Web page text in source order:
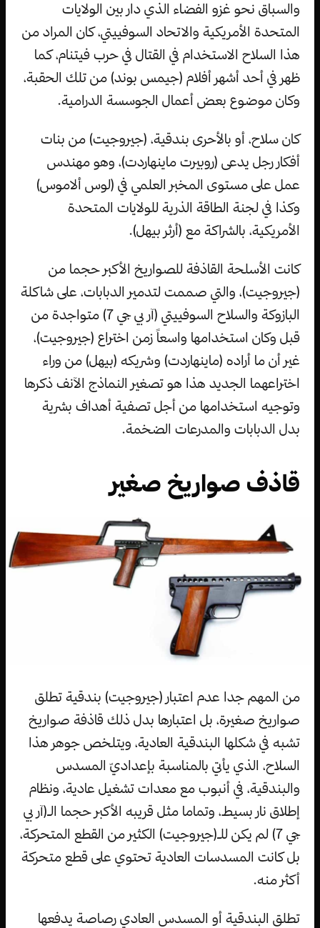
والسباق نحو غزو الفضاء الذي دار بين الولايات
المتحدة الأمريكية والاتحاد السوفييتي، كان المراد من
هذا السلاح الاستخدام في القتال في حرب فيتنام، كما
ظهر في أحد أشهر أفلام (جيمس بوند) من تلك الحقبة،
وكان موضوع بعض أعمال الجوسسة الدرامية.
كان سلاح، أو بالأحرى بندقية، (جيروجيت) من بنات
أفكار رجل يدعى (روبيرت ماينهاردت)، وهو مهندس
عمل على مستوى المخبر العلمي في (لوس ألاموس)
وكذا في لجنة الطاقة الذرية للولايات المتحدة
الأمريكية، بالشراكة مع (أرثر بيهل).
كانت الأسلحة القاذفة للصواريخ الأكبر حجما من
(جيروجيت)، والتي صممت لتدمير الدبابات، على شاكلة
البازوكة والسلاح السوفييتي (آر بي جي 7) متواجدة من
قبل وكان استخدامها واسعاً زمن اختراع (جيروجيت)،
غير أن ما أراده (ماينهاردت) وشريكه (بيهل) من وراء
اختراعهما الجديد هذا هو تصغير النماذج الآنف ذكرها
وتوجيه استخدامها من أجل تصفية أهداف بشرية
بدل الدبابات والمدرعات الضخمة.
قاذف صواريخ صغير
من المهم جدا عدم اعتبار (جيروجيت) بندقية تطلق
صواريخ صغيرة، بل اعتبارها بدل ذلك قاذفة صواريخ
تشبه في شكلها البندقية العادية، ويتلخص جوهر هذا
السلاح، الذي يأتي بالمناسبة بإعداديّ المسدس
والبندقية، في أنبوب مع معدات تشغيل عادية، ونظام
إطلاق نار بسيط، وتماما مثل قريبه الأكبر حجما الـ(آر بي
جي 7) لم يكن للـ(جيروجيت) الكثير من القطع المتحركة،
بل كانت المسدسات العادية تحتوي على قطع متحركة
أكثر منه.
تطلق البندقية أو المسدس العادي رصاصة يدفعها